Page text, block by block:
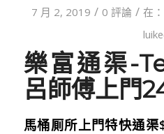
7 月 2, 2019 / 0 評論 / 在
樂富通渠-
呂師傅上門
馬桶厠所上門特快通